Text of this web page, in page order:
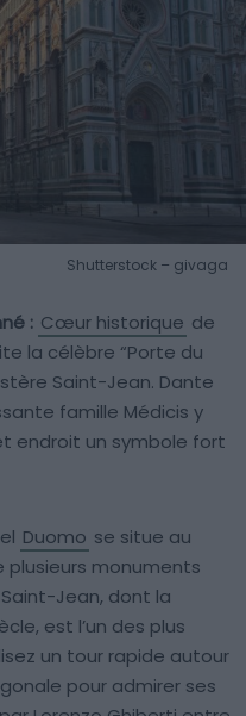
Shutterstock – givaga
: Cœur historique de
la célèbre “Porte du
Saint-Jean. Dante
famille Médicis y
endroit un symbole fort
Duomo se situe au
monuments
Jean, dont la
est l’un des plus
un tour rapide autour
pour admirer ses